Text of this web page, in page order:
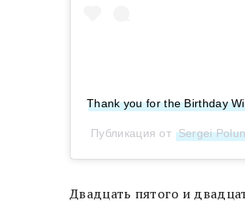
Thank you for the Birthday
Публикация от Sergei
Двадцать пятого и